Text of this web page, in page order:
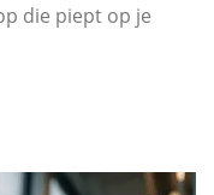
die piept op je